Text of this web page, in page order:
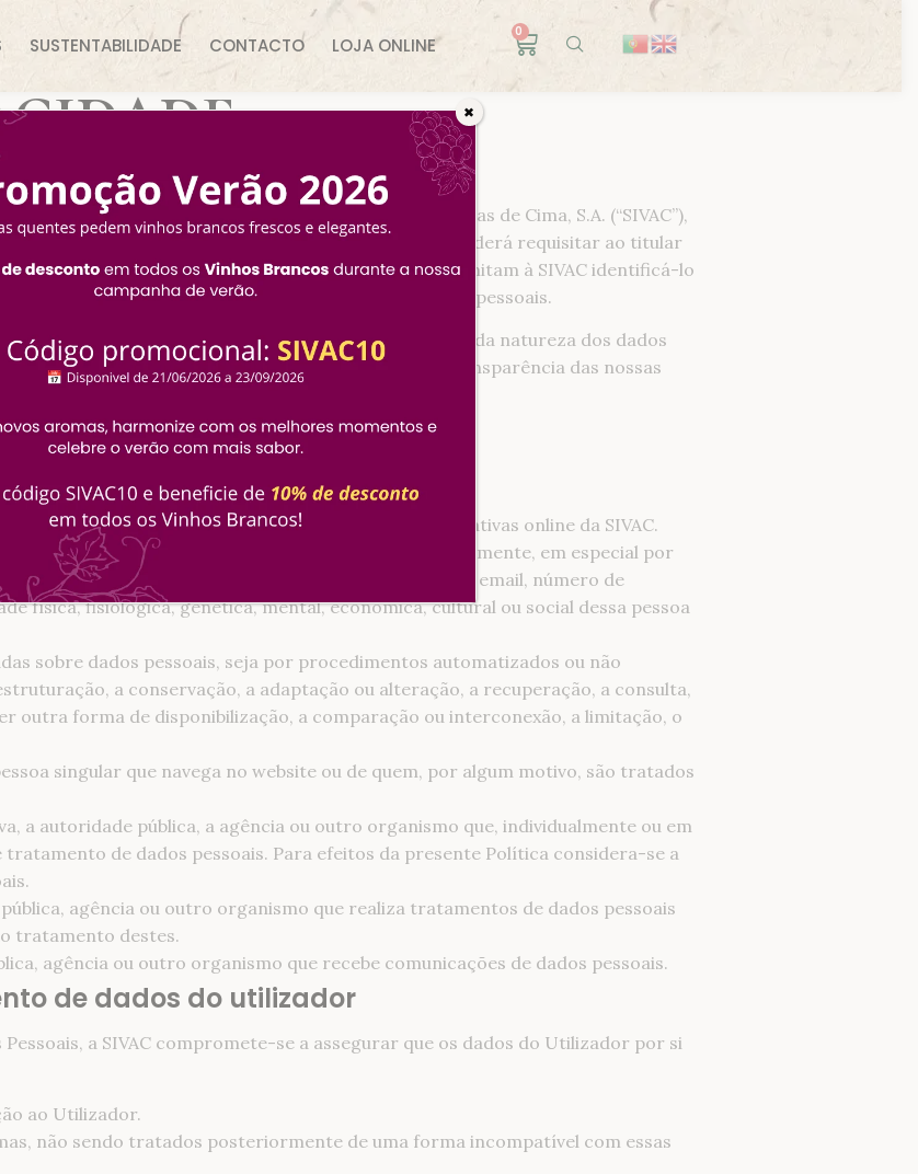
SUSTENTABILIDADE CONTACTO LOJA ONLINE
0
(“website”) a Sociedade Ideal de Vinhos de Aveiras de Cima, S.A. (“SIVAC”),
Caneira, n.º 91, Vale Coelho, 2050 Aveiras de Cima, poderá requisitar ao titular
isto é, informações fornecidas pelo Utilizador que permitam à SIVAC identificá-lo
a SIVAC é o Responsável pelo tratamento de dados pessoais.
os utilizadores as informações detalhadas acerca da natureza dos dados
cumprir com o direito de informação e reforçar a transparência das nossas
se os termos que são utilizados no documento:
e promoções, bem como quaisquer outras iniciativas online da SIVAC.
singular identificada ou identificável, direta ou indiretamente, em especial por
número de identificação, identificadores eletrónicos, email, número de
física, fisiológica, genética, mental, económica, cultural ou social dessa pessoa
sobre dados pessoais, seja por procedimentos automatizados ou não
a conservação, a adaptação ou alteração, a recuperação, a consulta,
outra forma de disponibilização, a comparação ou interconexão, a limitação, o
singular que navega no website ou de quem, por algum motivo, são tratados
a autoridade pública, a agência ou outro organismo que, individualmente ou em
de dados pessoais. Para efeitos da presente Política considera-se a
agência ou outro organismo que realiza tratamentos de dados pessoais
tratamento destes.
agência ou outro organismo que recebe comunicações de dados pessoais.
de dados do utilizador
a SIVAC compromete-se a assegurar que os dados do Utilizador por si
ao Utilizador.
não sendo tratados posteriormente de uma forma incompatível com essas
✖